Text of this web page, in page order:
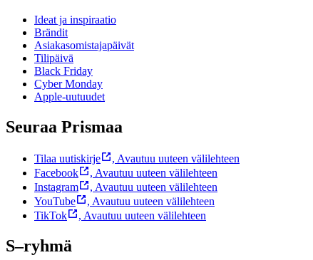
Ideat ja inspiraatio
Brändit
Asiakasomistajapäivät
Tilipäivä
Black Friday
Cyber Monday
Apple-uutuudet
Seuraa Prismaa
Tilaa uutiskirje , Avautuu uuteen välilehteen
Facebook
, Avautuu uuteen välilehteen
Instagram
, Avautuu uuteen välilehteen
YouTube
, Avautuu uuteen välilehteen
TikTok
, Avautuu uuteen välilehteen
S–ryhmä